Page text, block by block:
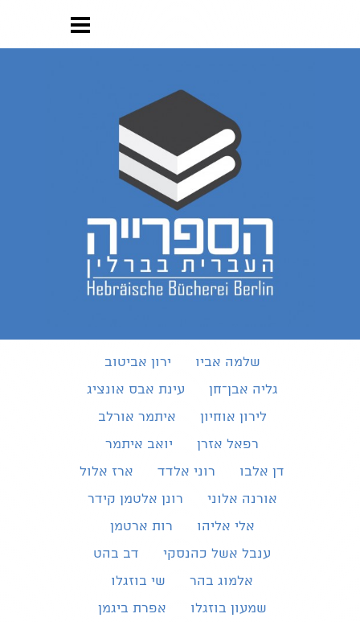
שלמה אביו
ירון אביטוב
גליה אבן־חן
עינת אבס אונציג
לירון אוחיון
איתמר אורלב
רפאל אזרן
יואב איתמר
דן אלבו
רוני אלדד
ארז אלול
אורנה אלוני
רונן אלטמן קידר
אלי אליהו
רות ארטמן
ענבל אשל כהנסקי
דב בהט
אלמוג בהר
שי בוזגלו
שמעון בוזגלו
אפרת ביגמן